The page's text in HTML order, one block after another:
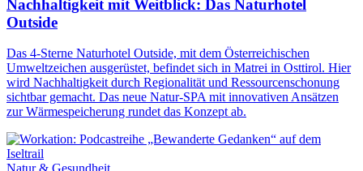
Nachhaltigkeit mit Weitblick: Das Naturhotel
Outside
Das 4-Sterne Naturhotel Outside, mit dem Österreichischen
Umweltzeichen ausgerüstet, befindet sich in Matrei in Osttirol. Hier
wird Nachhaltigkeit durch Regionalität und Ressourcenschonung
sichtbar gemacht. Das neue Natur-SPA mit innovativen Ansätzen
zur Wärmespeicherung rundet das Konzept ab.